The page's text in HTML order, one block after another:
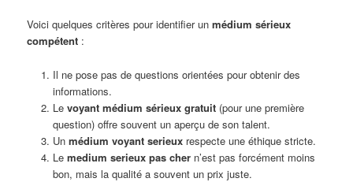
Voici quelques critères pour identifier unmédium sérieux
compétent :
Il ne pose pas de questions orientées pour obtenir des
informations.
Le voyant médium sérieux gratuit(pour une première
question) offre souvent un aperçu de son talent.
Un médium voyant serieuxrespecte une éthique stricte.
Le medium serieux pas chern’est pas forcément moins
bon, mais la qualité a souvent un prix juste.